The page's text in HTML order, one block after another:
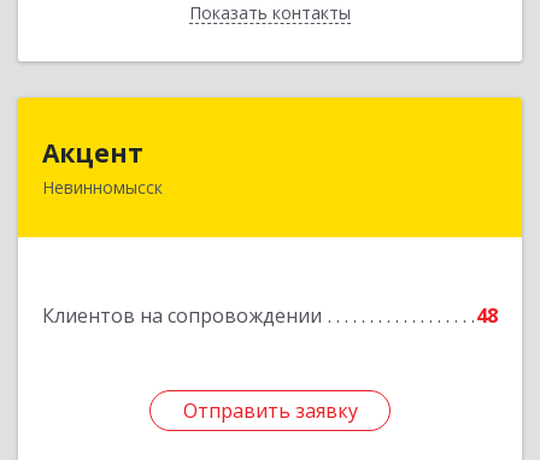
Показать контакты
Назад
Акцент
Невинномысск
Клиентов на сопровождении 48
Отправить заявку
357112, Ставропольский край, Невинномысск г,
Отправить заявку